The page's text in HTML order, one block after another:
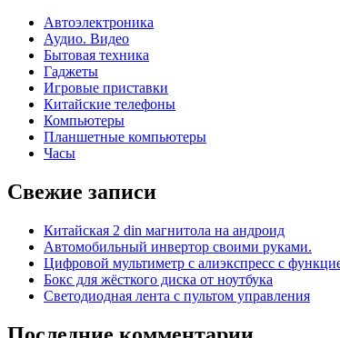
Автоэлектроника
Аудио. Видео
Бытовая техника
Гаджеты
Игровые приставки
Китайские телефоны
Компьютеры
Планшетные компьютеры
Часы
Свежие записи
Китайская 2 din магнитола на андроид
Автомобильный инвертор своими руками.
Цифровой мультиметр с алиэкспресс с
Бокс для жёсткого диска от ноутбука
Светодиодная лента с пультом управления